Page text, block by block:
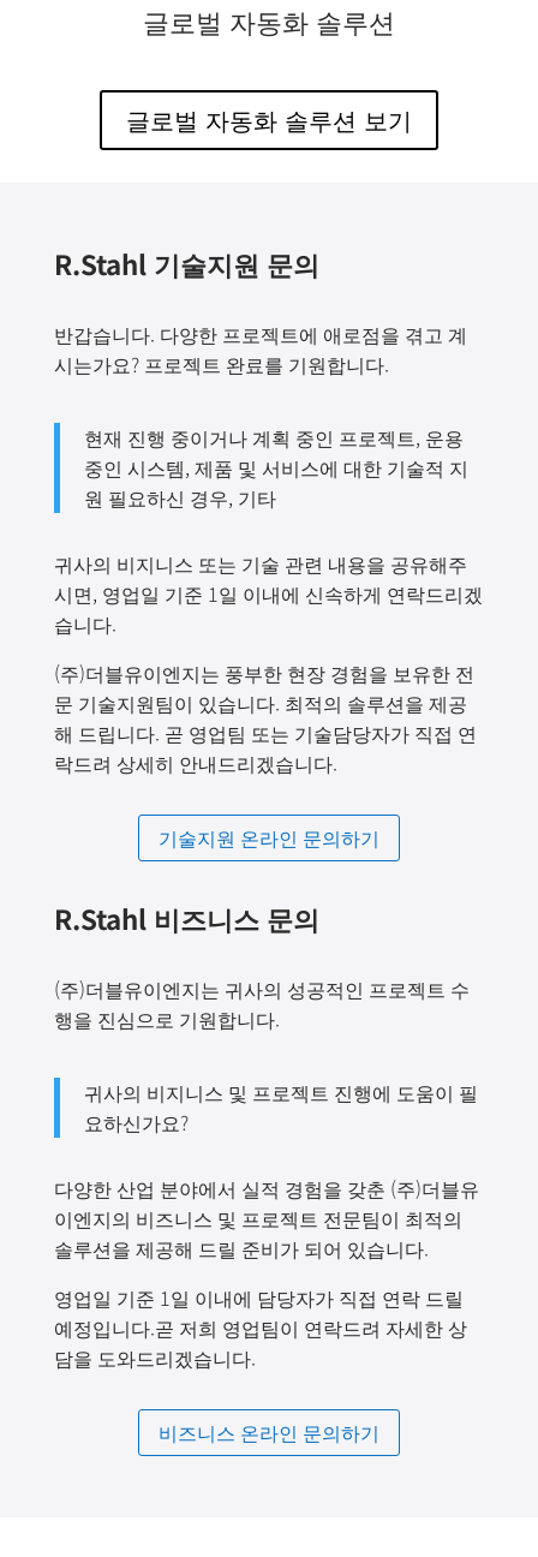
글로벌 자동화 솔루션
글로벌 자동화 솔루션 보기
R.Stahl 기술지원 문의
반갑습니다. 다양한 프로젝트에 애로점을 겪고 계
시는가요? 프로젝트 완료를 기원합니다.
현재 진행 중이거나 계획 중인 프로젝트, 운용
중인 시스템, 제품 및 서비스에 대한 기술적 지
원 필요하신 경우, 기타
귀사의 비지니스 또는 기술 관련 내용을 공유해주
시면, 영업일 기준 1일 이내에 신속하게 연락드리겠
습니다.
(주)더블유이엔지는 풍부한 현장 경험을 보유한 전
문 기술지원팀이 있습니다. 최적의 솔루션을 제공
해 드립니다. 곧 영업팀 또는 기술담당자가 직접 연
락드려 상세히 안내드리겠습니다.
기술지원 온라인 문의하기
R.Stahl 비즈니스 문의
(주)더블유이엔지는 귀사의 성공적인 프로젝트 수
행을 진심으로 기원합니다.
귀사의 비지니스 및 프로젝트 진행에 도움이 필
요하신가요?
다양한 산업 분야에서 실적 경험을 갖춘 (주)더블유
이엔지의 비즈니스 및 프로젝트 전문팀이 최적의
솔루션을 제공해 드릴 준비가 되어 있습니다.
영업일 기준 1일 이내에 담당자가 직접 연락 드릴
예정입니다.곧 저희 영업팀이 연락드려 자세한 상
담을 도와드리겠습니다.
비즈니스 온라인 문의하기